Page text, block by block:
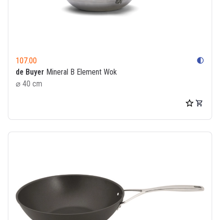
107.00 contrast
de Buyer Mineral B Element Wok
⌀ 40 cm